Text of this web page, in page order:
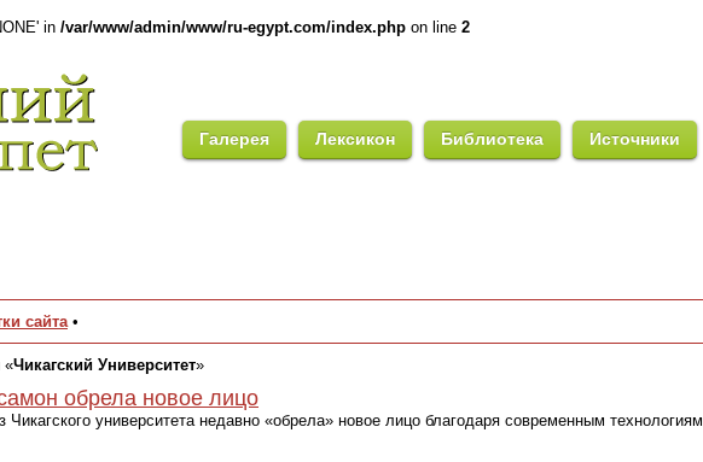
in /var/www/admin/www/ru-egypt.com/index.php on line 2
Галерея Лексикон Библиотека Источники
сайта•
«Чикагский Университет»
обрела новое лицо
университета недавно «обрела» новое лицо благодаря современным технологиям